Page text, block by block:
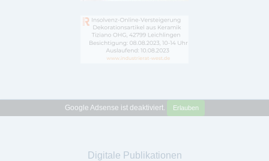
Google Adsense ist deaktiviert. Erlauben
Digitale Publikationen